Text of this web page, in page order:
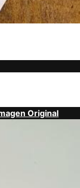
Original